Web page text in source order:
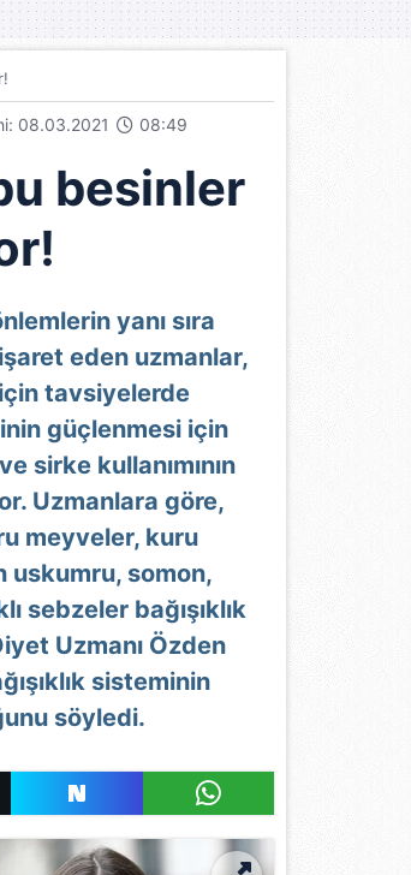
08.03.2021 08:49
besinler
yanı sıra
eden uzmanlar,
tavsiyelerde
güçlenmesi için
sirke kullanımının
Uzmanlara göre,
meyveler, kuru
uskumru, somon,
sebzeler bağışıklık
Uzmanı Özden
sisteminin
söyledi.